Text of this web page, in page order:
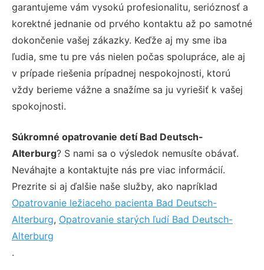
garantujeme vám vysokú profesionalitu, serióznosť a
korektné jednanie od prvého kontaktu až po samotné
dokončenie vašej zákazky. Keďže aj my sme iba
ľudia, sme tu pre vás nielen počas spolupráce, ale aj
v prípade riešenia prípadnej nespokojnosti, ktorú
vždy berieme vážne a snažíme sa ju vyriešiť k vašej
spokojnosti.
Súkromné opatrovanie detí Bad Deutsch-
Alterburg? S nami sa o výsledok nemusíte obávať.
Neváhajte a kontaktujte nás pre viac informácií.
Prezrite si aj ďalšie naše služby, ako napríklad
Opatrovanie ležiaceho pacienta Bad Deutsch-
Alterburg, Opatrovanie starých ľudí Bad Deutsch-
Alterburg
.